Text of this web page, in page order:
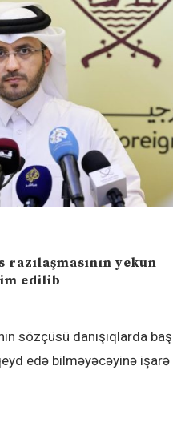
razılaşmasının yekun
edilib
sözçüsü danışıqlarda baş
edə bilməyəcəyinə işarə